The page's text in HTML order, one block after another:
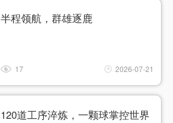
半程领航，群雄逐鹿
17 2026-07-21
120道工序淬炼，一颗球掌控世界